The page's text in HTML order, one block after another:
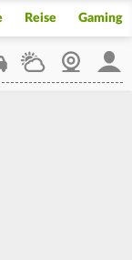
Reise Gaming
WetterWebcam